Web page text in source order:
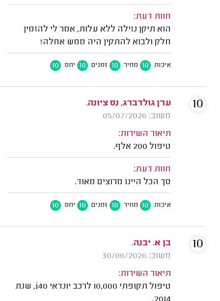
חוות דעת:
הוא תיקן נזילה ללא עלות, אמר לי להזמין
חלק ולבוא להתקין היה ממש אחלה!
איכות 10 מחיר 10 זמנים 10 יחס 10
ערן גולדברג, נס ציונה.
משוב: 05/07/2026
תיאור השירות:
טיפול 200 אלף.
חוות דעת:
סך הכל היינו מרוצים מאוד.
איכות 10 מחיר 10 זמנים 10 יחס 10
10
בן א. יבנה.
משוב: 30/06/2026
תיאור השירות:
טיפול תקופתי 10,000 לרכב יונדאי i40, שנת
10